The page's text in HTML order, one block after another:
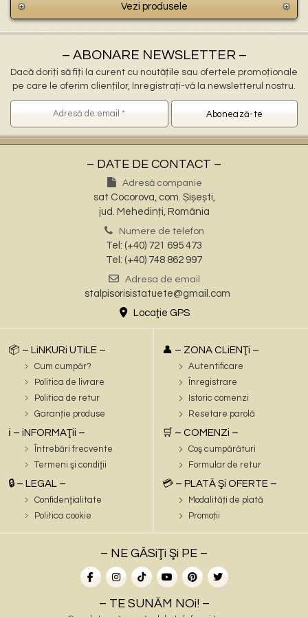
Vezi produsele
– ABONARE NEWSLETTER –
Dacă doriți să fiți la curent cu noutățile sau ofertele promoționale
pe care le oferim clienților, înregistrați-vă la newsletterul nostru.
– DATE DE CONTACT –
Adresă companie
sat Cocorova, com. Șișești,
jud. Mehedinți, România
Numere de telefon
Tel: (+40) 721 695 473
Tel: (+40) 748 862 997
Adresa de email
stalpisorisistatuete@gmail.com
Locaţie GPS
📦 – LiNKURi UTiLE –
Cum cumpăr?
Politica de livrare
Politica de retur
Garanție produse
ℹ️ – iNFORMAŢii –
Întrebări frecvente
Termeni şi condiţii
🔒 – LEGAL –
Confidenţialitate
Politica cookie
👤 – ZONA CLiENŢi –
Autentificare
Înregistrare
Istoric comenzi
Resetare parolă
🛒 – COMENZi –
Coş cumpărături
Formular de retur
💳 – PLATĂ Şi OFERTE –
Modalități de plată
Promoții
– NE GĂSiŢi Şi PE –
– TE SUNĂM NOi! –